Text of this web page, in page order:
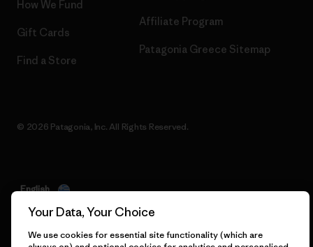
How We Fund
Gift Cards
Find a Store
Affiliate Program
Patagonia Greece Sitemap
© 2026 Patagonia, Inc. All Rights Reserved.
English
Your Data, Your Choice
We use cookies for essential site functionality (which are